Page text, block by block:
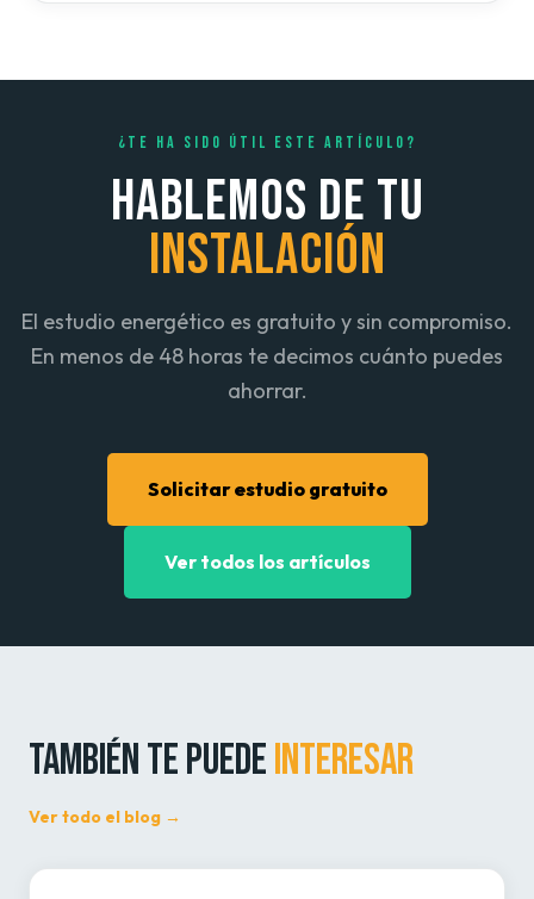
¿TE HA SIDO ÚTIL ESTE ARTÍCULO?
HABLEMOS DE TU
INSTALACIÓN
El estudio energético es gratuito y sin compromiso.
En menos de 48 horas te decimos cuánto puedes
ahorrar.
Solicitar estudio gratuito
Ver todos los artículos
TAMBIÉN TE PUEDEINTERESAR
Ver todo el blog →